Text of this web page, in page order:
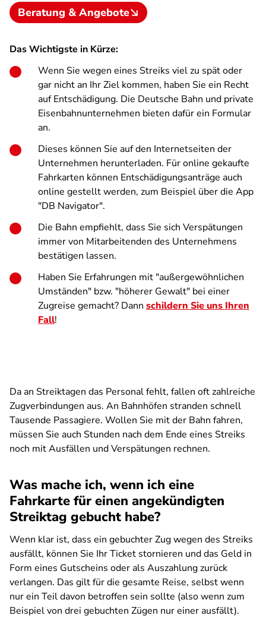
Beratung & Angebote
Das Wichtigste in Kürze:
Wenn Sie wegen eines Streiks viel zu spät oder
gar nicht an Ihr Ziel kommen, haben Sie ein Recht
auf Entschädigung. Die Deutsche Bahn und private
Eisenbahnunternehmen bieten dafür ein Formular
an.
Dieses können Sie auf den Internetseiten der
Unternehmen herunterladen. Für online gekaufte
Fahrkarten können Entschädigungsanträge auch
online gestellt werden, zum Beispiel über die App
"DB Navigator".
Die Bahn empfiehlt, dass Sie sich Verspätungen
immer von Mitarbeitenden des Unternehmens
bestätigen lassen.
Haben Sie Erfahrungen mit "außergewöhnlichen
Umständen" bzw. "höherer Gewalt" bei einer
Zugreise gemacht? Dann schildern Sie uns Ihren
Fall!
Da an Streiktagen das Personal fehlt, fallen oft zahlreiche
Zugverbindungen aus. An Bahnhöfen stranden schnell
Tausende Passagiere. Wollen Sie mit der Bahn fahren,
müssen Sie auch Stunden nach dem Ende eines Streiks
noch mit Ausfällen und Verspätungen rechnen.
Was mache ich, wenn ich eine
Fahrkarte für einen angekündigten
Streiktag gebucht habe?
Wenn klar ist, dass ein gebuchter Zug wegen des Streiks
ausfällt, können Sie Ihr Ticket stornieren und das Geld in
Form eines Gutscheins oder als Auszahlung zurück
verlangen. Das gilt für die gesamte Reise, selbst wenn
nur ein Teil davon betroffen sein sollte (also wenn zum
Beispiel von drei gebuchten Zügen nur einer ausfällt).